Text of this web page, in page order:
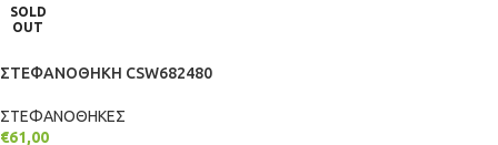
επιτραπέζια είτε
SOLD
OUT
ΣΤΕΦΑΝΟΘΗΚΗ CSW682480
ΣΤΕΦΑΝΟΘΗΚΕΣ
€61,00